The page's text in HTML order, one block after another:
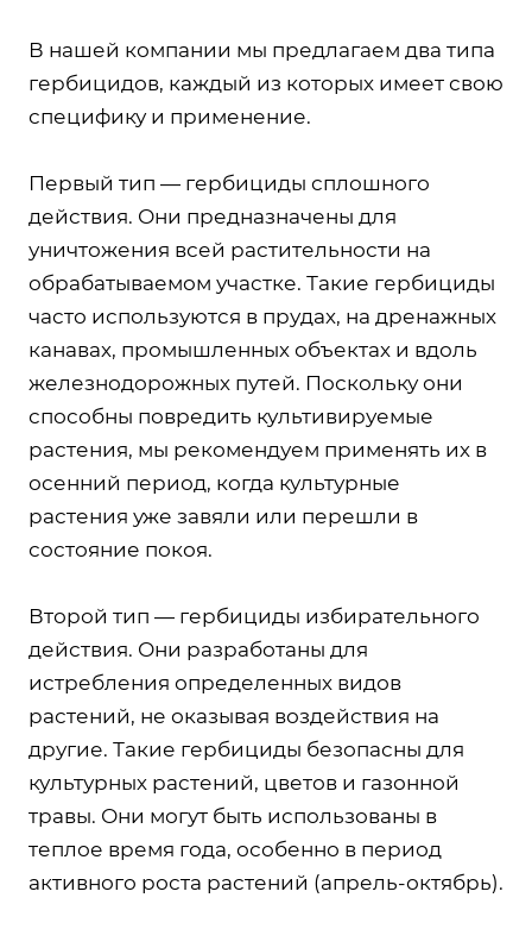
В нашей компании мы предлагаем два типа
гербицидов, каждый из которых имеет свою
специфику и применение.
Первый тип — гербициды сплошного
действия. Они предназначены для
уничтожения всей растительности на
обрабатываемом участке. Такие гербициды
часто используются в прудах, на дренажных
канавах, промышленных объектах и вдоль
железнодорожных путей. Поскольку они
способны повредить культивируемые
растения, мы рекомендуем применять их в
осенний период, когда культурные
растения уже завяли или перешли в
состояние покоя.
Второй тип — гербициды избирательного
действия. Они разработаны для
истребления определенных видов
растений, не оказывая воздействия на
другие. Такие гербициды безопасны для
культурных растений, цветов и газонной
травы. Они могут быть использованы в
теплое время года, особенно в период
активного роста растений (апрель-октябрь).